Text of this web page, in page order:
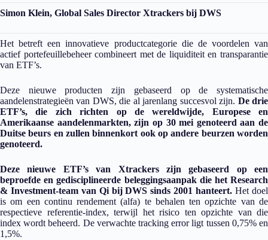
Simon Klein, Global Sales Director Xtrackers bij DWS
Het betreft een innovatieve productcategorie die de voordelen van
actief portefeuillebeheer combineert met de liquiditeit en transparantie
van ETF’s.
Deze nieuwe producten zijn gebaseerd op de systematische
aandelenstrategieën van DWS, die al jarenlang succesvol zijn. De drie
ETF’s, die zich richten op de wereldwijde, Europese en
Amerikaanse aandelenmarkten, zijn op 30 mei genoteerd aan de
Duitse beurs en zullen binnenkort ook op andere beurzen worden
genoteerd.
Deze nieuwe ETF’s van Xtrackers zijn gebaseerd op een
beproefde en gedisciplineerde beleggingsaanpak die het Research
& Investment-team van Qi bij DWS sinds 2001 hanteert. Het doel
is om een continu rendement (alfa) te behalen ten opzichte van de
respectieve referentie-index, terwijl het risico ten opzichte van die
index wordt beheerd. De verwachte tracking error ligt tussen 0,75% en
1,5%.